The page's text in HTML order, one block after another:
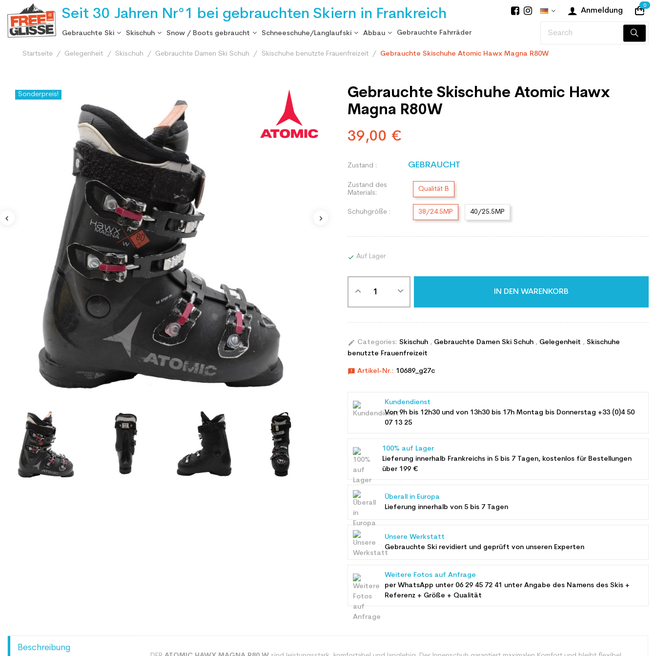
Seit 30 Jahren Nr°1 bei gebrauchten Skiern in Frankreich Anmeldung
0
Gebrauchte Ski Skischuh Snow / Boots gebraucht Schneeschuhe/Langlaufski Abbau Gebrauchte Fahrräder
Startseite Gelegenheit Skischuh Gebrauchte Damen Ski Schuh Skischuhe benutzte Frauenfreizeit Gebrauchte Skischuhe Atomic Hawx Magna R80W
Sonderpreis!
Gebrauchte Skischuhe Atomic Hawx
Magna R80W
39,00 €
Zustand : GEBRAUCHT
Zustand des
Materials:
Qualität B
Schuhgröße : 38/24.5MP 40/25.5MP
 Auf Lager
IN DEN WARENKORB
edit Categories: Skischuh , Gebrauchte Damen Ski Schuh , Gelegenheit , Skischuhe
benutzte Frauenfreizeit
announcement Artikel-Nr.: 10689_g27c
Kundendienst
Von 9h bis 12h30 und von 13h30 bis 17h Montag bis Donnerstag +33 (0)4 50
07 13 25
100% auf Lager
Lieferung innerhalb Frankreichs in 5 bis 7 Tagen, kostenlos für Bestellungen
über 199 €
Überall in Europa
Lieferung innerhalb von 5 bis 7 Tagen
Unsere Werkstatt
Gebrauchte Ski revidiert und geprüft von unseren Experten
Weitere Fotos auf Anfrage
per WhatsApp unter 06 29 45 72 41 unter Angabe des Namens des Skis +
Referenz + Größe + Qualität
Beschreibung